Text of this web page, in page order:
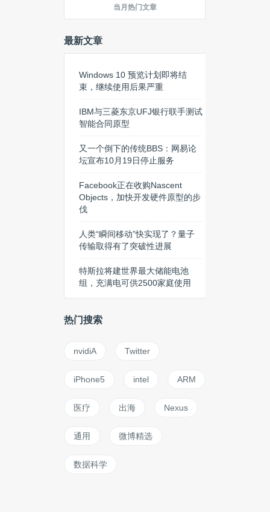
当月热门文章
最新文章
Windows 10 预览计划即将结
束，继续使用后果严重
IBM与三菱东京UFJ银行联手测试
智能合同原型
又一个倒下的传统BBS：网易论
坛宣布10月19日停止服务
Facebook正在收购Nascent
Objects，加快开发硬件原型的步
伐
人类“瞬间移动”快实现了？量子
传输取得有了突破性进展
特斯拉将建世界最大储能电池
组，充满电可供2500家庭使用
热门搜索
nvidiA Twitter
iPhone5 intel ARM
医疗 出海 Nexus
通用 微博精选
数据科学